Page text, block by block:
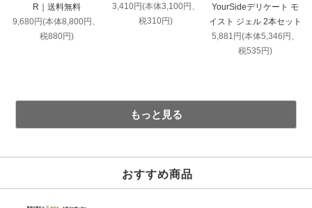
R｜送料無料
9,680円(本体8,800円、
税880円)
3,410円(本体3,100円、
税310円)
YourSideデリケート モ
イスト ジェル 2本セット
5,881円(本体5,346円、
税535円)
もっと見る
おすすめ商品